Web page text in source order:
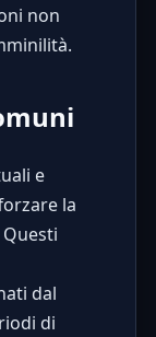
non
e
la
dal
di